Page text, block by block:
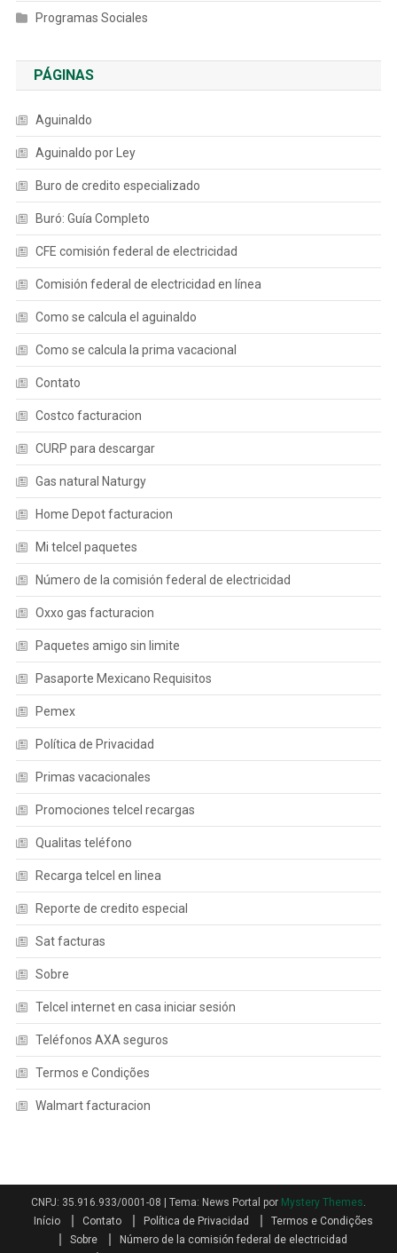
Programas Sociales
PÁGINAS
Aguinaldo
Aguinaldo por Ley
Buro de credito especializado
Buró: Guía Completo
CFE comisión federal de electricidad
Comisión federal de electricidad en línea
Como se calcula el aguinaldo
Como se calcula la prima vacacional
Contato
Costco facturacion
CURP para descargar
Gas natural Naturgy
Home Depot facturacion
Mi telcel paquetes
Número de la comisión federal de electricidad
Oxxo gas facturacion
Paquetes amigo sin limite
Pasaporte Mexicano Requisitos
Pemex
Política de Privacidad
Primas vacacionales
Promociones telcel recargas
Qualitas teléfono
Recarga telcel en linea
Reporte de credito especial
Sat facturas
Sobre
Telcel internet en casa iniciar sesión
Teléfonos AXA seguros
Termos e Condições
Walmart facturacion
CNPJ: 35.916.933/0001-08 Tema: News Portal por Mystery Themes.
Início
Contato Política de Privacidad
Termos e Condições
Sobre
Número de la comisión federal de electricidad